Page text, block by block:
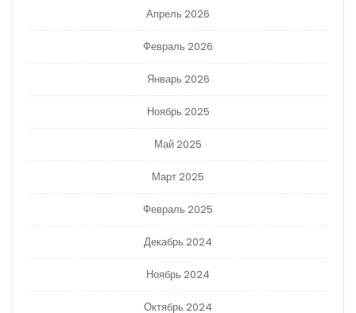
Апрель 2026
Февраль 2026
Январь 2026
Ноябрь 2025
Май 2025
Март 2025
Февраль 2025
Декабрь 2024
Ноябрь 2024
Октябрь 2024